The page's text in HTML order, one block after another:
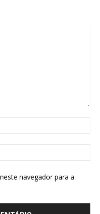
navegador para a